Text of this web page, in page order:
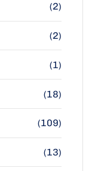
(2)
(2)
(1)
(18)
(109)
(13)